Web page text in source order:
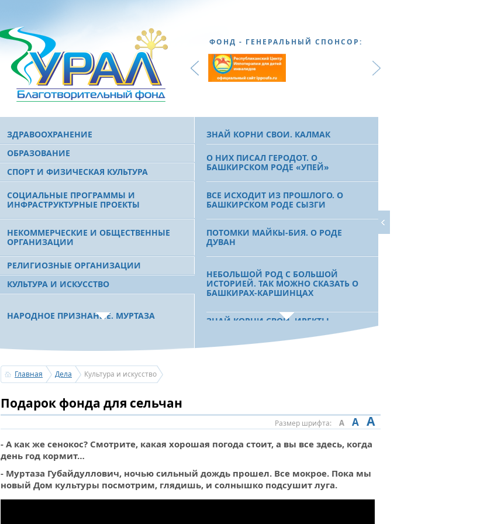
ФОНД - ГЕНЕРАЛЬНЫЙ СПОНСОР:
ЗДРАВООХРАНЕНИЕ
ОБРАЗОВАНИЕ
СПОРТ И ФИЗИЧЕСКАЯ КУЛЬТУРА
СОЦИАЛЬНЫЕ ПРОГРАММЫ И
ИНФРАСТРУКТУРНЫЕ ПРОЕКТЫ
НЕКОММЕРЧЕСКИЕ И ОБЩЕСТВЕННЫЕ
ОРГАНИЗАЦИИ
РЕЛИГИОЗНЫЕ ОРГАНИЗАЦИИ
КУЛЬТУРА И ИСКУССТВО
НАРОДНОЕ ПРИЗНАНИЕ. МУРТАЗА
ПОЗДРАВЛЕНИЕ ПЕРВОГО ПРЕЗИДЕНТА
БАШКОРТОСТАНА, ПРЕДСЕДАТЕЛЯ
«УРАЛ» М.Г.РАХИМОВА
УСЕРГАН. ИЗДАН XХХV ТОМ «ИСТОРИИ
БАШКИРСКИХ РОДОВ»
ЗНАЙ КОРНИ СВОИ. КАЛМАК
О НИХ ПИСАЛ ГЕРОДОТ. О
БАШКИРСКОМ РОДЕ «УПЕЙ»
ВСЕ ИСХОДИТ ИЗ ПРОШЛОГО. О
БАШКИРСКОМ РОДЕ СЫЗГИ
ПОТОМКИ МАЙКЫ-БИЯ. О РОДЕ
ДУВАН
НЕБОЛЬШОЙ РОД С БОЛЬШОЙ
ИСТОРИЕЙ. ТАК МОЖНО СКАЗАТЬ О
БАШКИРАХ-КАРШИНЦАХ
ЗНАЙ КОРНИ СВОИ. ИРЕКТЫ
ЗНАЙ КОРНИ СВОИ. ГАЙНА
Главная Дела Культура и искусство
Подарок фонда для сельчан
Размер шрифта: A A A
- А как же сенокос? Смотрите, какая хорошая погода стоит, а вы все здесь, когда
день год кормит…
- Муртаза Губайдуллович, ночью сильный дождь прошел. Все мокрое. Пока мы
новый Дом культуры посмотрим, глядишь, и солнышко подсушит луга.